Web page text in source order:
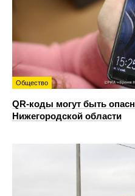
Общество
QR-коды могут быть
Нижегородской области